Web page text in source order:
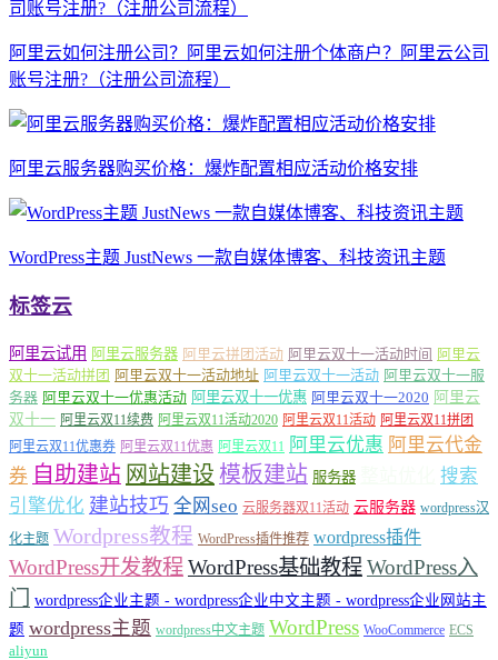
阿里云如何注册公司？阿里云如何注册个体商户？阿里云公司
账号注册?（注册公司流程）
阿里云服务器购买价格：爆炸配置相应活动价格安排
WordPress主题 JustNews 一款自媒体博客、科技资讯主题
标签云
阿里云试用 阿里云服务器 阿里云拼团活动 阿里云双十一活动时间 阿里云
双十一活动拼团 阿里云双十一活动地址 阿里云双十一活动 阿里云双十一服
务器 阿里云双十一优惠活动 阿里云双十一优惠 阿里云双十一2020 阿里云
双十一 阿里云双11续费 阿里云双11活动2020 阿里云双11活动 阿里云双11拼团
阿里云双11优惠券 阿里云双11优惠 阿里云双11 阿里云优惠 阿里云代金
券 自助建站 网站建设 模板建站 服务器
搜索
引擎优化 建站技巧 全网seo 云服务器双11活动 云服务器 wordpress汉
化主题 Wordpress教程 WordPress插件推荐 wordpress插件
WordPress开发教程WordPress基础教程WordPress入
门
wordpress企业主题 - wordpress企业中文主题 - wordpress企业网站主
题 wordpress主题 wordpress中文主题 WordPress WooCommerce ECS
aliyun